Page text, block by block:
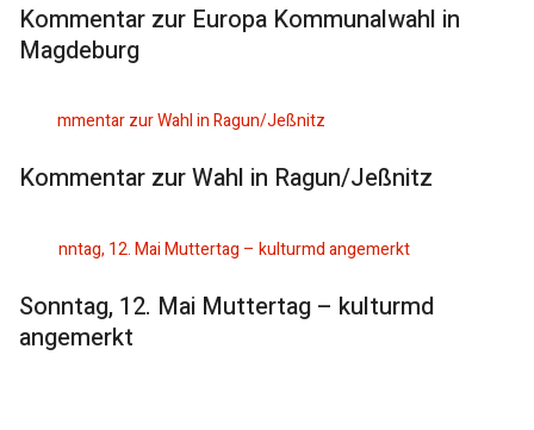
Kommentar zur Europa Kommunalwahl in
Magdeburg
Kommentar zur Wahl in Ragun/Jeßnitz
Sonntag, 12. Mai Muttertag – kulturmd
angemerkt